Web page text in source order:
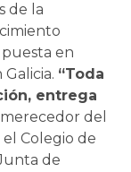
de la
en
“Toda
entrega
del
Colegio de
de